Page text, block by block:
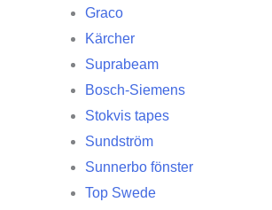
Graco
Kärcher
Suprabeam
Bosch-Siemens
Stokvis tapes
Sundström
Sunnerbo fönster
Top Swede